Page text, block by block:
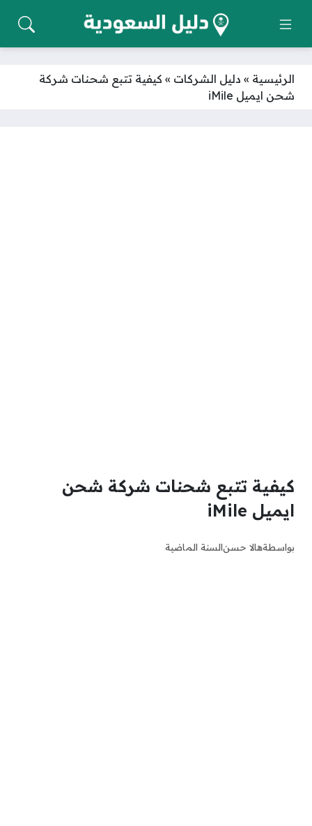
الرئيسية » دليل الشركات » كيفية تتبع شحنات شركة
شحن ايميل iMile
كيفية تتبع شحنات شركة شحن
ايميل iMile
بواسطةهالا حسنالسنة الماضية